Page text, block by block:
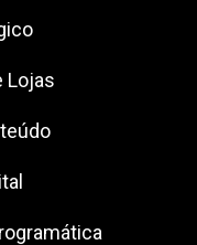
Lojas